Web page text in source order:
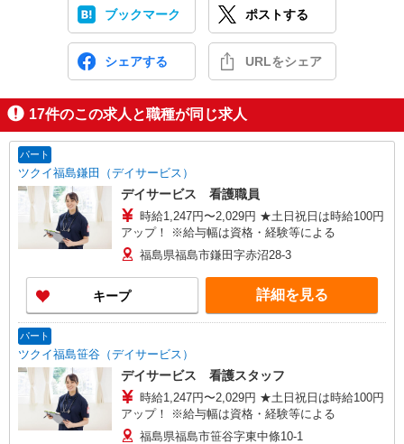
ブックマーク ポストする
シェアする URLをシェア
17件のこの求人と職種が同じ求人
パート
ツクイ福島鎌田（デイサービス）
デイサービス 看護職員
時給1,247円〜2,029円 ★土日祝日は時給100円
アップ！ ※給与幅は資格・経験等による
福島県福島市鎌田字赤沼28-3
キープ 詳細を見る
パート
ツクイ福島笹谷（デイサービス）
デイサービス 看護スタッフ
時給1,247円〜2,029円 ★土日祝日は時給100円
アップ！ ※給与幅は資格・経験等による
福島県福島市笹谷字東中條10-1